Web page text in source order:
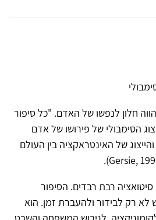
חלון לנפשו של האדם. "כל סיפור
הסימבולי של פירושו של אדם
של האינטראקציה בין העולם
רבת רבדים. הסיפור
לא רק לבידור ולהעברת זמן. הוא